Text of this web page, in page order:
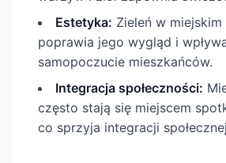
Estetyka: Zieleń w
poprawia jego wygląd i
samopoczucie mieszkańców.
Integracja społeczności:
często stają się miejscem
co sprzyja integracji